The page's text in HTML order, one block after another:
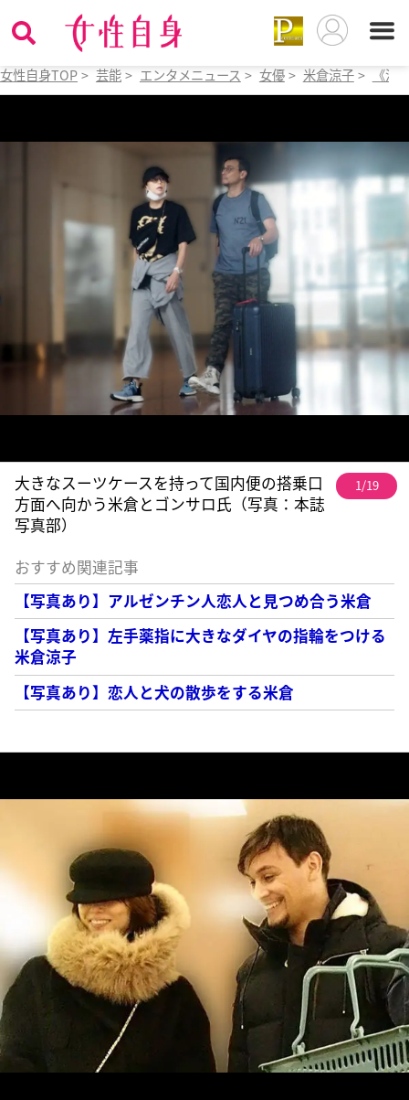
女性自身TOP > 芸能 > エンタメニュース > 女優 > 米倉涼子 > 《深
大きなスーツケースを持って国内便の搭乗口
方面へ向かう米倉とゴンサロ氏（写真：本誌
写真部）
1/19
おすすめ関連記事
【写真あり】アルゼンチン人恋人と見つめ合う米倉
【写真あり】左手薬指に大きなダイヤの指輪をつける
米倉涼子
【写真あり】恋人と犬の散歩をする米倉